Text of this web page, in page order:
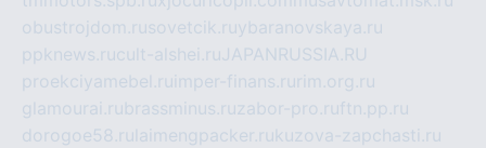
obustrojdom.rusovetcik.ruybaranovskaya.ru
ppknews.rucult-alshei.ruJAPANRUSSIA.RU
proekciyamebel.ru imper-finans.ru rim.org.ru
glamourai.rubrassminus.ruzabor-pro.ruftn.pp.ru
dorogoe58.ru laimengpacker.rukuzova-zapchasti.ru